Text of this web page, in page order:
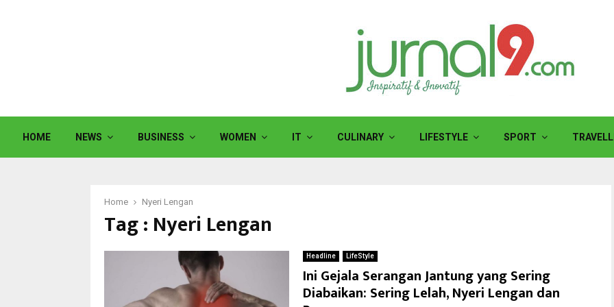
HOME NEWS BUSINESS WOMEN IT CULINARY LIFESTYLE SPORT
Home Nyeri Lengan
Tag : Nyeri Lengan
Headline LifeStyle
Ini Gejala Serangan Jantung yang Sering
Diabaikan: Sering Lelah, Nyeri Lengan dan